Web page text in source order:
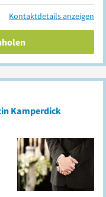
Kontaktdetails anzeigen
Kamperdick